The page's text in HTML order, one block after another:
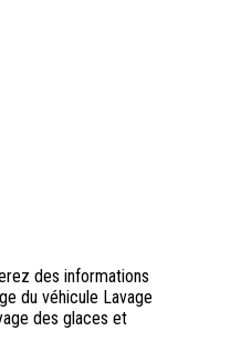
des informations
du véhicule Lavage
des glaces et